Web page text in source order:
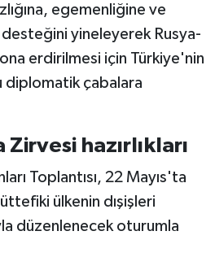
egemenliğine ve
yineleyerek Rusya-
erdirilmesi için Türkiye'nin
çabalara
Zirvesi hazırlıkları
Toplantısı, 22 Mayıs'ta
ülkenin dışişleri
düzenlenecek oturumla